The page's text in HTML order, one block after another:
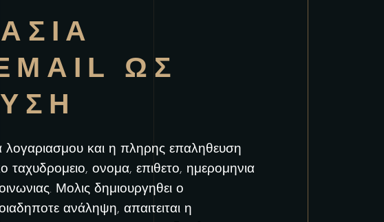
ΩΣ
λογαριασμου και η πληρης επαληθευση
ταχυδρομειο, ονομα, επιθετο, ημερομηνια
Μολις δημιουργηθει ο
ανάληψη, απαιτειται η